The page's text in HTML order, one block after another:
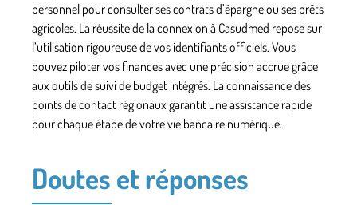
personnel pour consulter ses contrats d’épargne ou ses prêts
agricoles. La réussite de la connexion à Casudmed repose sur
l’utilisation rigoureuse de vos identifiants officiels. Vous
pouvez piloter vos finances avec une précision accrue grâce
aux outils de suivi de budget intégrés. La connaissance des
points de contact régionaux garantit une assistance rapide
pour chaque étape de votre vie bancaire numérique.
Doutes et réponses